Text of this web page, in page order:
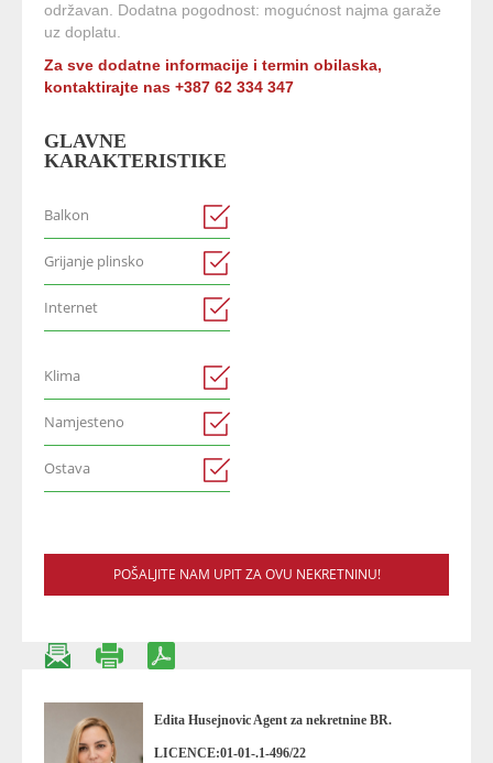
održavan. Dodatna pogodnost: mogućnost najma garaže
uz doplatu.
Za sve dodatne informacije i termin obilaska,
kontaktirajte nas +387 62 334 347
GLAVNE
KARAKTERISTIKE
Balkon
Grijanje plinsko
Internet
Klima
Namjesteno
Ostava
POŠALJITE NAM UPIT ZA OVU NEKRETNINU!
Edita Husejnovic Agent za nekretnine BR.
LICENCE:01-01-.1-496/22